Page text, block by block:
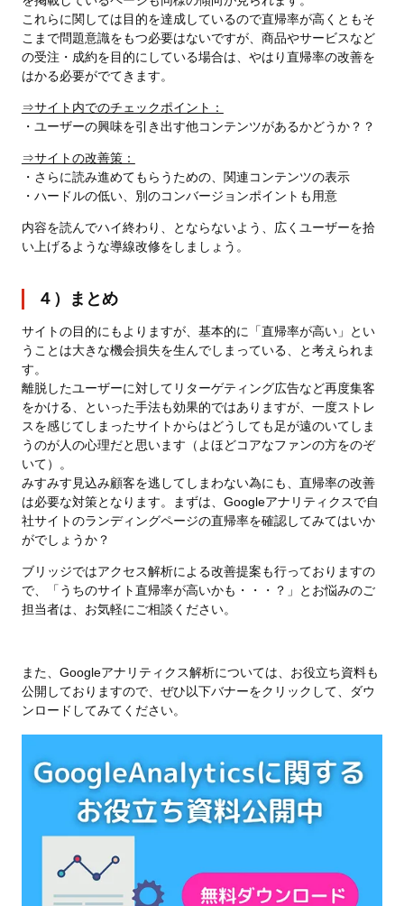
これらに関しては目的を達成しているので直帰率が高くともそ
こまで問題意識をもつ必要はないですが、商品やサービスなど
の受注・成約を目的にしている場合は、やはり直帰率の改善を
はかる必要がでてきます。
⇒サイト内でのチェックポイント：
・ユーザーの興味を引き出す他コンテンツがあるかどうか？？
⇒サイトの改善策：
・さらに読み進めてもらうための、関連コンテンツの表示
・ハードルの低い、別のコンバージョンポイントも用意
内容を読んでハイ終わり、とならないよう、広くユーザーを拾
い上げるような導線改修をしましょう。
４）まとめ
サイトの目的にもよりますが、基本的に「直帰率が高い」とい
うことは大きな機会損失を生んでしまっている、と考えられま
す。
離脱したユーザーに対してリターゲティング広告など再度集客
をかける、といった手法も効果的ではありますが、一度ストレ
スを感じてしまったサイトからはどうしても足が遠のいてしま
うのが人の心理だと思います（よほどコアなファンの方をのぞ
いて）。
みすみす見込み顧客を逃してしまわない為にも、直帰率の改善
は必要な対策となります。まずは、Googleアナリティクスで自
社サイトのランディングページの直帰率を確認してみてはいか
がでしょうか？
ブリッジではアクセス解析による改善提案も行っておりますの
で、「うちのサイト直帰率が高いかも・・・？」とお悩みのご
担当者は、お気軽にご相談ください。
また、Googleアナリティクス解析については、お役立ち資料も
公開しておりますので、ぜひ以下バナーをクリックして、ダウ
ンロードしてみてください。